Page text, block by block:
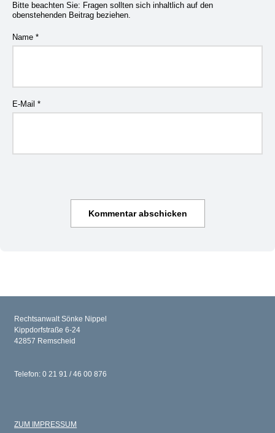
Bitte beachten Sie: Fragen sollten sich inhaltlich auf den
obenstehenden Beitrag beziehen.
Name *
E-Mail *
Rechtsanwalt Sönke Nippel
Kippdorfstraße 6-24
42857 Remscheid
Telefon: 0 21 91 / 46 00 876
ZUM IMPRESSUM